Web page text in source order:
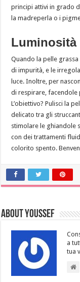
principi attivi in grado
la madreperla o i
Luminosità
Quando la pelle grassa
di impurità, e le
luce. Inoltre, per
di respirare, facendole
L’obiettivo? Pulisci la
delicato tra gli
stimolare le ghiandole
con dei trattamenti
colorito spento.
About Youssef
a
tua